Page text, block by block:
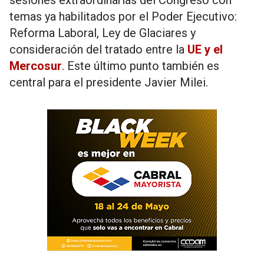
temas ya habilitados por el Poder Ejecutivo:
Reforma Laboral, Ley de Glaciares y
consideración del tratado entre la UE y el
Mercosur. Este último punto también es
central para el presidente Javier Milei.